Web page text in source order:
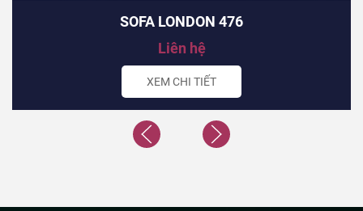
SOFA LONDON 476
Liên hệ
XEM CHI TIẾT